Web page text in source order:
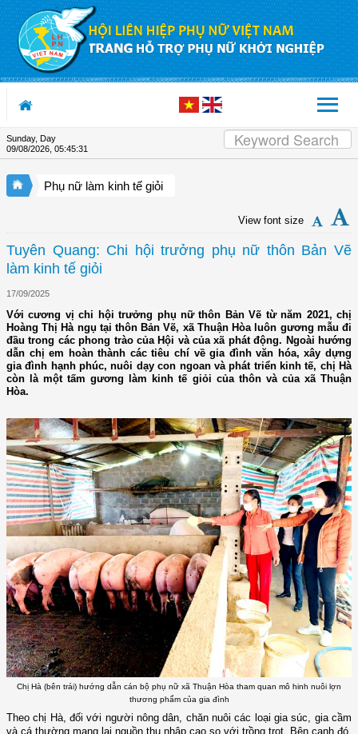
Skip to Content
Sunday, Day
09/08/2026 05:45:32
Phụ nữ làm kinh tế giỏi
View font size
Tuyên Quang: Chi hội trưởng phụ nữ thôn Bản Vẽ
làm kinh tế giỏi
17/09/2025
Với cương vị chi hội trưởng phụ nữ thôn Bản Vẽ từ năm 2021, chị
Hoàng Thị Hà ngụ tại thôn Bản Vẽ, xã Thuận Hòa luôn gương mẫu đi
đầu trong các phong trào của Hội và của xã phát động. Ngoài hướng
dẫn chị em hoàn thành các tiêu chí về gia đình văn hóa, xây dựng
gia đình hạnh phúc, nuôi dạy con ngoan và phát triển kinh tế, chị Hà
còn là một tấm gương làm kinh tế giỏi của thôn và của xã Thuận
Hòa.
Chị Hà (bên trái) hướng dẫn cán bộ phụ nữ xã Thuận Hòa tham quan mô hinh nuôi lợn
thương phẩm của gia đình
Theo chị Hà, đối với người nông dân, chăn nuôi các loại gia súc, gia cầm
và cá thường mang lại nguồn thu nhập cao so với trồng trọt. Bên cạnh đó,